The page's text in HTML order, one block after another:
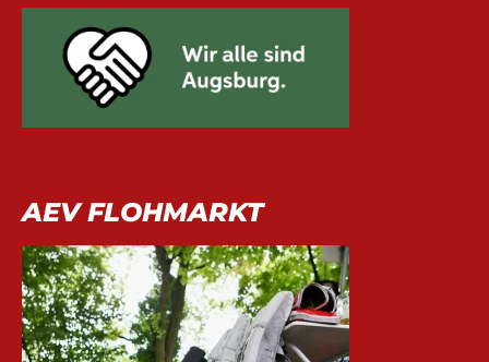
AEV FLOHMARKT